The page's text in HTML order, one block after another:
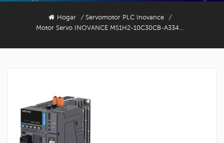
Hogar / Servomotor PLC Inovance
/
Motor Servo INOVANCE MS1H2-10C30CB-A334Z De 1000 W Con Codificador De 23 Bits